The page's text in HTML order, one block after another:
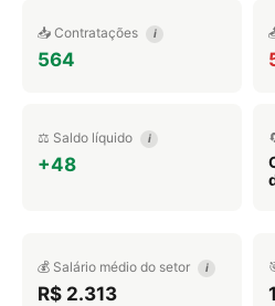
📥 Contratações i
564
⚖️ Saldo líquido i
+48
💰 Salário médio do setor i
R$ 2.313